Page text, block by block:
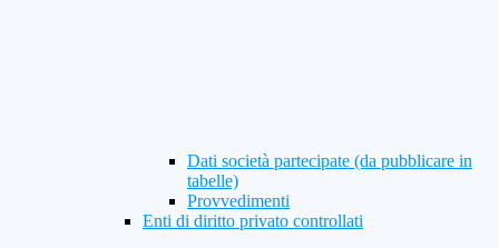
Dati società partecipate (da pubblicare in
tabelle)
Provvedimenti
Enti di diritto privato controllati